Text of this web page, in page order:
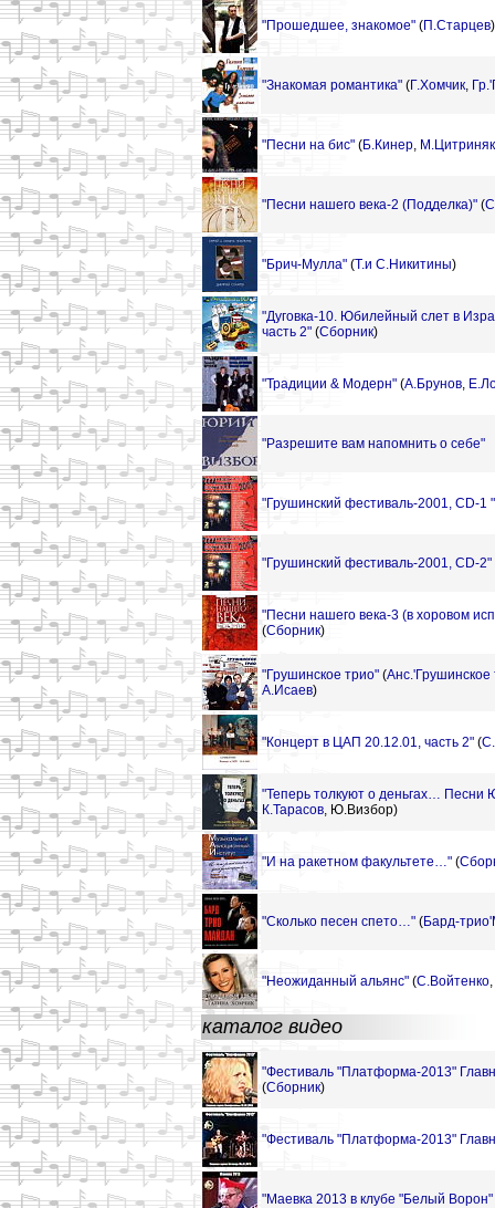
"Прошедшее, знакомое" (П.Старцев)
"Знакомая романтика" (Г.Хомчик,
"Песни на бис" (Б.Кинер, М.Цитриняк
"Песни нашего века-2 (Подделка)" (
"Брич-Мулла" (Т.и С.Никитины)
"Дуговка-10. Юбилейный слет в
часть 2" (Сборник)
"Традиции & Модерн" (А.Брунов,
"Разрешите вам напомнить о себе"
"Грушинский фестиваль-2001, CD-1 "
"Грушинский фестиваль-2001, CD-2"
"Песни нашего века-3 (в хоровом
(Сборник)
"Грушинское трио" (Анс.'Грушинское
А.Исаев)
"Концерт в ЦАП 20.12.01, часть 2" (
"Теперь толкуют о деньгах… Песни
К.Тарасов, Ю.Визбор)
"И на ракетном факультете…" (
"Сколько песен спето…" (Бард-
"Неожиданный альянс" (С.Войтенко,
каталог видео
"Фестиваль "Платформа-2013"
(Сборник)
"Фестиваль "Платформа-2013"
"Маевка 2013 в клубе "Белый